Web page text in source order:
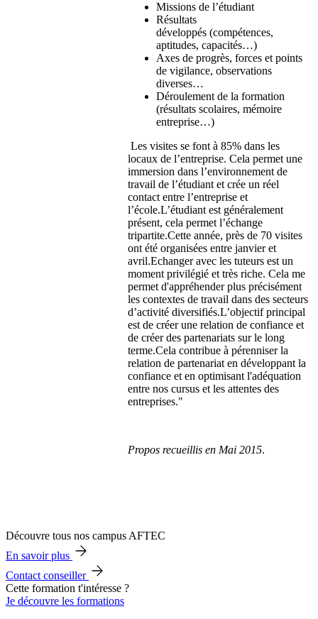
Missions de l’étudiant
Résultats
développés (compétences,
aptitudes, capacités…)
Axes de progrès, forces et points
de vigilance, observations
diverses…
Déroulement de la formation
(résultats scolaires, mémoire
entreprise…)
Les visites se font à 85% dans les
locaux de l’entreprise. Cela permet une
immersion dans l’environnement de
travail de l’étudiant et crée un réel
contact entre l’entreprise et
l’école.L’étudiant est généralement
présent, cela permet l’échange
tripartite.Cette année, près de 70 visites
ont été organisées entre janvier et
avril.Echanger avec les tuteurs est un
moment privilégié et très riche. Cela me
permet d'appréhender plus précisément
les contextes de travail dans des secteurs
d’activité diversifiés.L’objectif principal
est de créer une relation de confiance et
de créer des partenariats sur le long
terme.Cela contribue à pérenniser la
relation de partenariat en développant la
confiance et en optimisant l'adéquation
entre nos cursus et les attentes des
entreprises."
Propos recueillis en Mai 2015.
Découvre tous nos campus AFTEC
En savoir plus
Contact conseiller
Cette formation t'intéresse ?
Je découvre les formations